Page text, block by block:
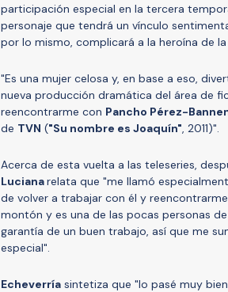
participación especial en la tercera
personaje que tendrá un vínculo
por lo mismo, complicará a la heroína de
"Es una mujer celosa y, en base a eso,
nueva producción dramática del área de
reencontrarme con Pancho Pérez-
de TVN ("Su nombre es Joaquín", 2011)".
Acerca de esta vuelta a las teleseries,
Lucianarelata que "me llamó
de volver a trabajar con él y
montón y es una de las pocas personas
garantía de un buen trabajo, así que me
especial".
Echeverría sintetiza que "lo pasé muy